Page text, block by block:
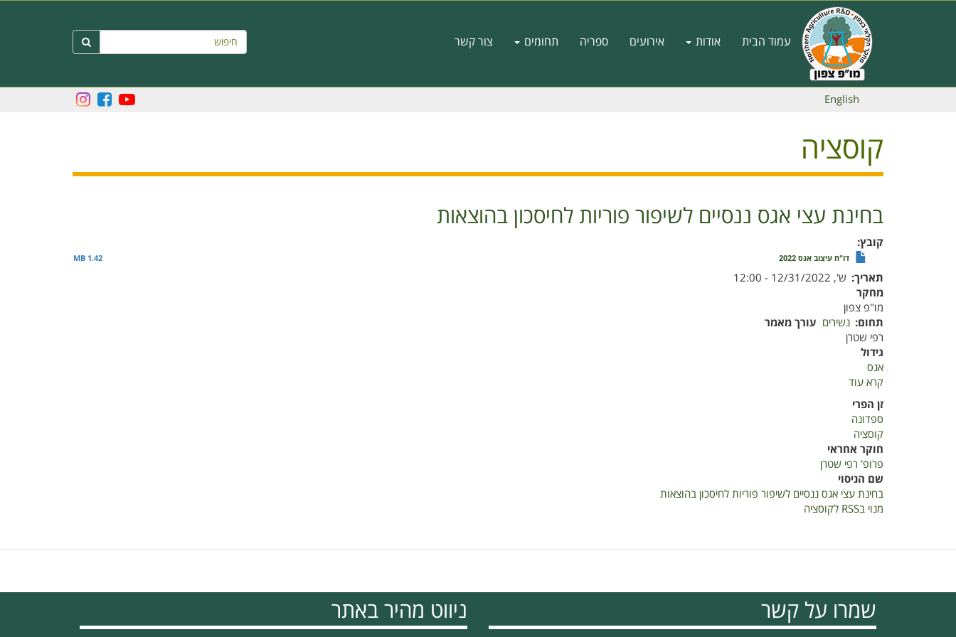
Main
navigation
עמוד הבית אודות אירועים ספריה תחומים צור קשר חיפוש 
English
קוסציה
בחינת עצי אגס ננסיים לשיפור פוריות לחיסכון בהוצאות
קובץ
דו"ח עיצוב אגס 2022 1.42 MB
תאריך ש', 12/31/2022 - 12:00
מחקר
מו"פ צפון
תחום נשירים עורך מאמר
רפי שטרן
גידול
אגס
קרא עוד
לשיפור
פוריות
לחיסכון
בהוצאות
זן הפרי
ספדונה
קוסציה
חוקר אחראי
פרופ' רפי שטרן
שם הניסוי
בחינת עצי אגס ננסיים לשיפור פוריות לחיסכון בהוצאות
מנוי בRSS לקוסציה
שמרו על קשר ניווט מהיר באתר